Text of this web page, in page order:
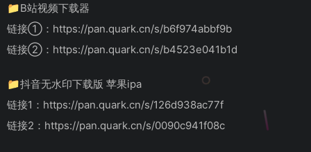
📁B站视频下载器
链接①：https://pan.quark.cn/s/b6f974abbf9b
链接②：https://pan.quark.cn/s/b4523e041b1d
📁抖音无水印下载版 苹果ipa
链接1：https://pan.quark.cn/s/126d938ac77f
链接2：https://pan.quark.cn/s/0090c941f08c